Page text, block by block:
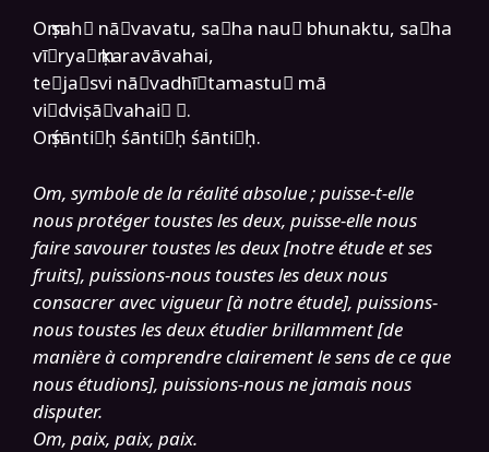
Oṃ sah॒ nā॑vavatu, sa॒ha nau॑ bhunaktu, sa॒ha
vī॒rya॑ṃ karavāvahai,
te॒ja॒svi nā॒vadhī॑tamastu॒ mā
vi॑dviṣā॒vahai॑ ॑.
Oṃ śānti॒ḥ śānti॒ḥ śānti॑ḥ.
Om, symbole de la réalité absolue ; puisse-t-elle
nous protéger toustes les deux, puisse-elle nous
faire savourer toustes les deux [notre étude et ses
fruits], puissions-nous toustes les deux nous
consacrer avec vigueur [à notre étude], puissions-
nous toustes les deux étudier brillamment [de
manière à comprendre clairement le sens de ce que
nous étudions], puissions-nous ne jamais nous
disputer.
Om, paix, paix, paix.